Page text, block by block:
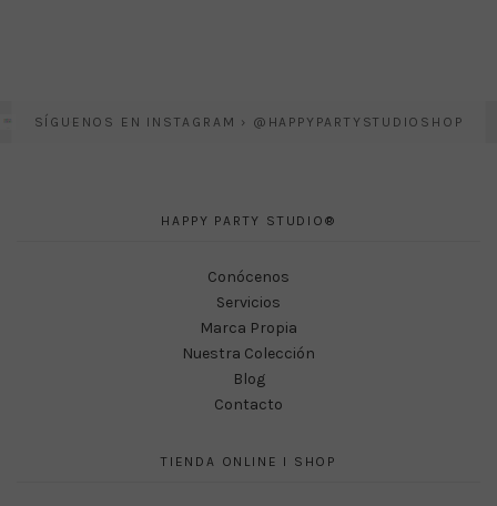
SÍGUENOS EN INSTAGRAM › @HAPPYPARTYSTUDIOSHOP
HAPPY PARTY STUDIO®
Conócenos
Servicios
Marca Propia
Nuestra Colección
Blog
Contacto
TIENDA ONLINE I SHOP